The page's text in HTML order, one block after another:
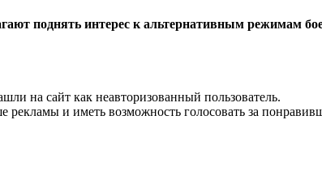
поднять интерес к альтернативным режимам
на сайт как неавторизованный пользователь.
рекламы и иметь возможность голосовать за